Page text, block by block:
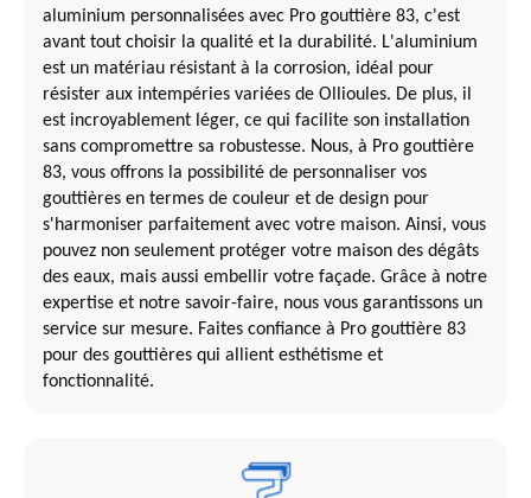
aluminium personnalisées avec Pro gouttière 83, c'est
avant tout choisir la qualité et la durabilité. L'aluminium
est un matériau résistant à la corrosion, idéal pour
résister aux intempéries variées de Ollioules. De plus, il
est incroyablement léger, ce qui facilite son installation
sans compromettre sa robustesse. Nous, à Pro gouttière
83, vous offrons la possibilité de personnaliser vos
gouttières en termes de couleur et de design pour
s'harmoniser parfaitement avec votre maison. Ainsi, vous
pouvez non seulement protéger votre maison des dégâts
des eaux, mais aussi embellir votre façade. Grâce à notre
expertise et notre savoir-faire, nous vous garantissons un
service sur mesure. Faites confiance à Pro gouttière 83
pour des gouttières qui allient esthétisme et
fonctionnalité.